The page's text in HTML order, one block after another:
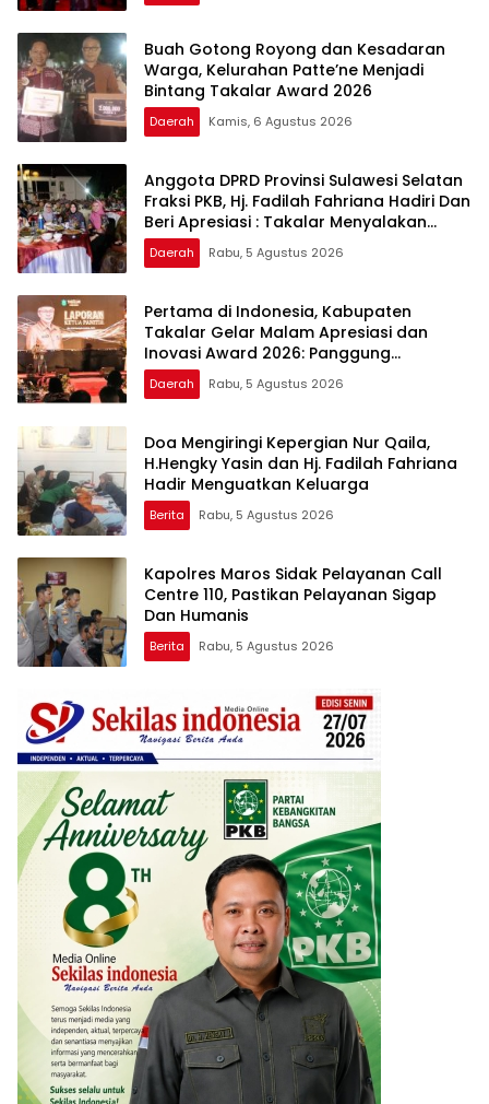
Buah Gotong Royong dan Kesadaran
Warga, Kelurahan Patte’ne Menjadi
Bintang Takalar Award 2026
Daerah Kamis, 6 Agustus 2026
Anggota DPRD Provinsi Sulawesi Selatan
Fraksi PKB, Hj. Fadilah Fahriana Hadiri Dan
Beri Apresiasi : Takalar Menyalakan
Lentera Pengabdian Melalui Malam
Apresiasi dan Inovasi Award 2026
Daerah Rabu, 5 Agustus 2026
Pertama di Indonesia, Kabupaten
Takalar Gelar Malam Apresiasi dan
Inovasi Award 2026: Panggung
Penghargaan bagi Pelayan Publik
Berprestasi
Daerah Rabu, 5 Agustus 2026
Doa Mengiringi Kepergian Nur Qaila,
H.Hengky Yasin dan Hj. Fadilah Fahriana
Hadir Menguatkan Keluarga
Berita Rabu, 5 Agustus 2026
Kapolres Maros Sidak Pelayanan Call
Centre 110, Pastikan Pelayanan Sigap
Dan Humanis
Berita Rabu, 5 Agustus 2026